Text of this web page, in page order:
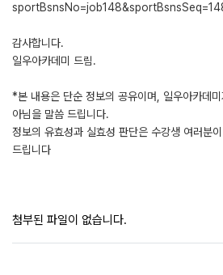
감사합니다.
일우아카데미 드림.
*본 내용은 단순 정보의 공유이며, 일우아카데미
아님을 말씀 드립니다.
정보의 유효성과 실효성 판단은 수강생 여러분
드립니다
첨부된 파일이 없습니다.